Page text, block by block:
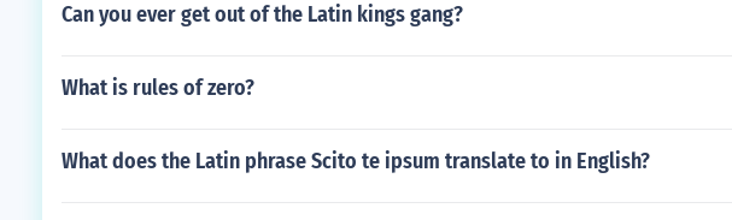
Can you ever get out of the Latin kings gang?
What is rules of zero?
What does the Latin phrase Scito te ipsum translate to in English?